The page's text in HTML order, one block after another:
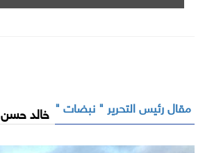
مقال رئيس التحرير " نبضات " خالد حسن